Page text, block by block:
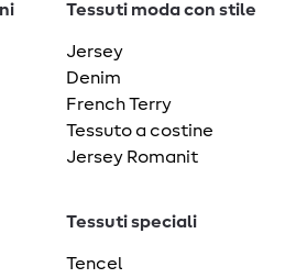
Tessuti moda con stile
Jersey
Denim
French Terry
Tessuto a costine
Jersey Romanit
Tessuti speciali
Tencel